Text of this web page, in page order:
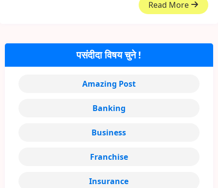
Read More
पसंदीदा विषय चुने !
Amazing Post
Banking
Business
Franchise
Insurance